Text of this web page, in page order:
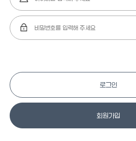
로그인
회원가입